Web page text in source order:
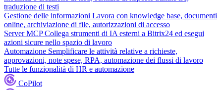
traduzione di testi
Gestione delle informazioni Lavora con knowledge base, documenti
online, archiviazione di file, autorizzazioni di accesso
Server MCP Collega strumenti di IA esterni a Bitrix24 ed esegui
azioni sicure nello spazio di lavoro
Automazione Semplificare le attività relative a richieste,
approvazioni, note spese, RPA, automazione dei flussi di lavoro
Tutte le funzionalità di HR e automazione
CoPilot